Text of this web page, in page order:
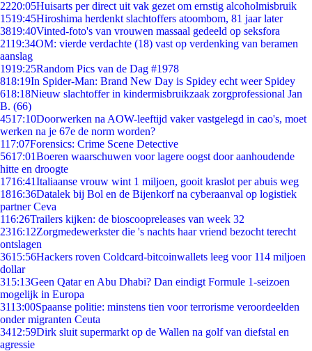
2220:05Huisarts per direct uit vak gezet om ernstig alcoholmisbruik
1519:45Hiroshima herdenkt slachtoffers atoombom, 81 jaar later
3819:40Vinted-foto's van vrouwen massaal gedeeld op seksfora
2119:34OM: vierde verdachte (18) vast op verdenking van beramen
aanslag
1919:25Random Pics van de Dag #1978
818:19In Spider-Man: Brand New Day is Spidey echt weer Spidey
618:18Nieuw slachtoffer in kindermisbruikzaak zorgprofessional Jan
B. (66)
4517:10Doorwerken na AOW-leeftijd vaker vastgelegd in cao's, moet
werken na je 67e de norm worden?
117:07Forensics: Crime Scene Detective
5617:01Boeren waarschuwen voor lagere oogst door aanhoudende
hitte en droogte
1716:41Italiaanse vrouw wint 1 miljoen, gooit kraslot per abuis weg
1816:36Datalek bij Bol en de Bijenkorf na cyberaanval op logistiek
partner Ceva
116:26Trailers kijken: de bioscoopreleases van week 32
2316:12Zorgmedewerkster die 's nachts haar vriend bezocht terecht
ontslagen
3615:56Hackers roven Coldcard-bitcoinwallets leeg voor 114 miljoen
dollar
315:13Geen Qatar en Abu Dhabi? Dan eindigt Formule 1-seizoen
mogelijk in Europa
3113:00Spaanse politie: minstens tien voor terrorisme veroordeelden
onder migranten Ceuta
3412:59Dirk sluit supermarkt op de Wallen na golf van diefstal en
agressie